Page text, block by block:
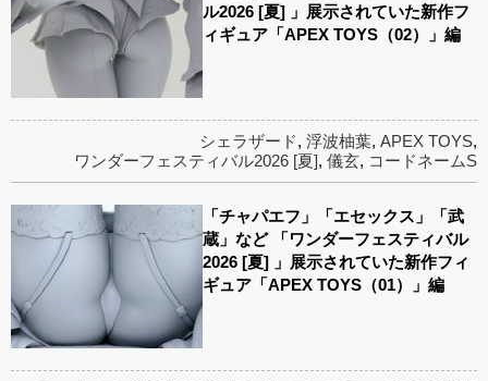
ル2026 [夏] 」展示されていた新作フ
ィギュア「APEX TOYS（02）」編
シェラザード, 浮波柚葉, APEX TOYS,
ワンダーフェスティバル2026 [夏], 儀玄, コードネームS
「チャパエフ」「エセックス」「武
蔵」など 「ワンダーフェスティバル
2026 [夏] 」展示されていた新作フィ
ギュア「APEX TOYS（01）」編